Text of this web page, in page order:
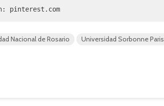
pinterest.com
Nacional de Rosario Universidad Sorbonne Paris